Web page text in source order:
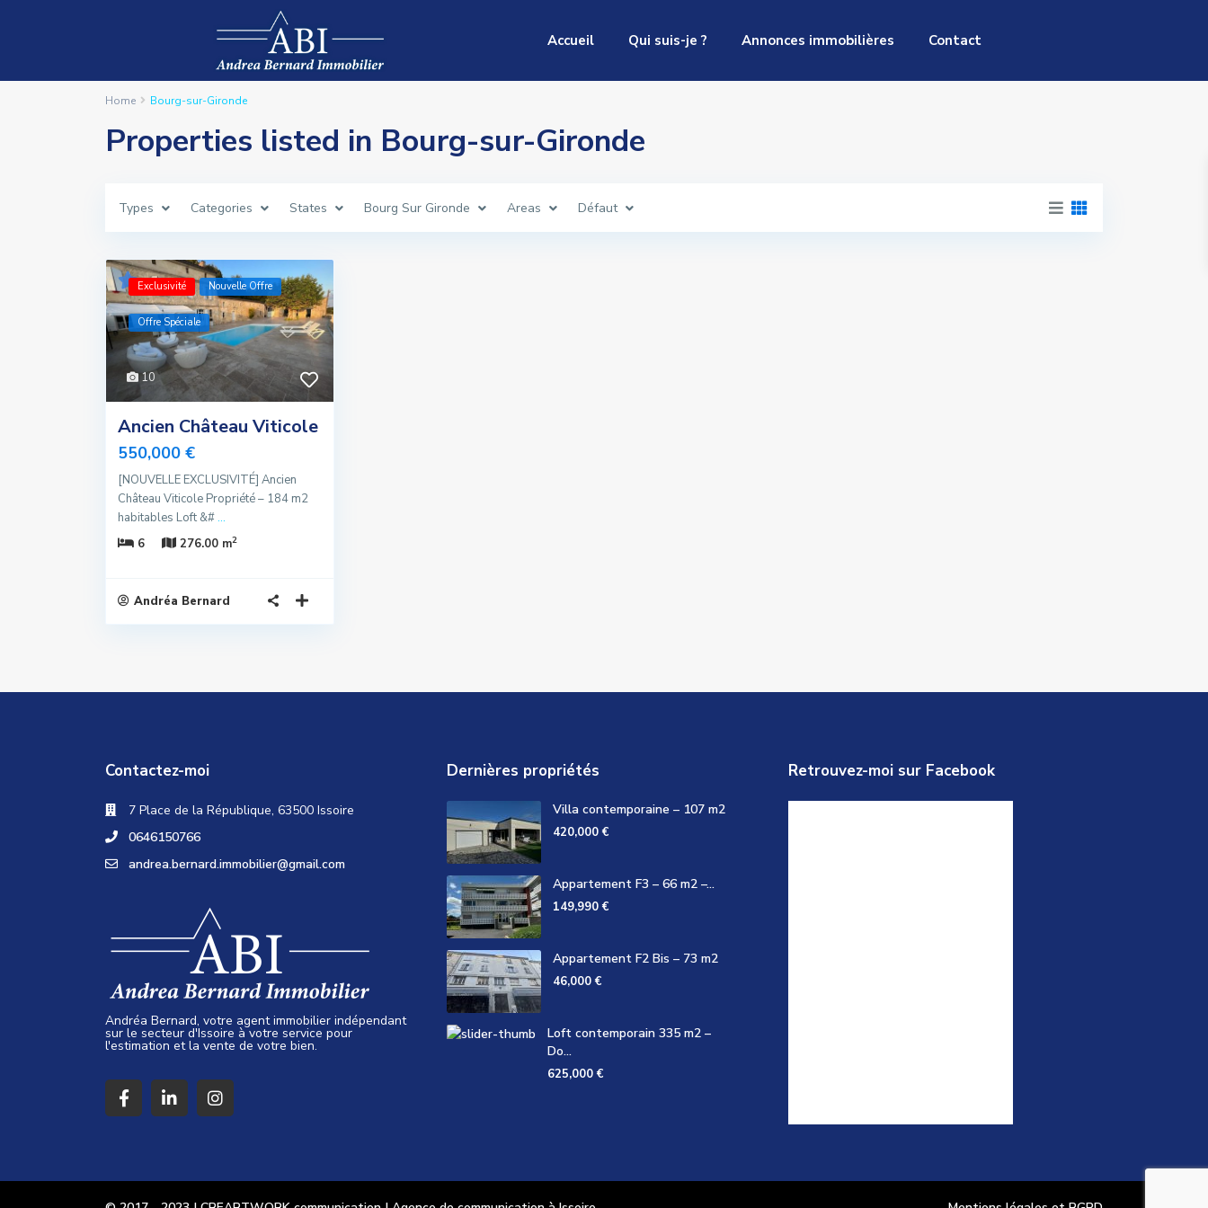
Accueil Qui suis-je ? Annonces immobilières Contact
Home Bourg-sur-Gironde
Properties listed in Bourg-sur-Gironde
Types Categories States Bourg Sur Gironde Areas Défaut
10
Exclusivité Nouvelle Offre
Offre Spéciale
Ancien Château Viticole
550,000 €
[NOUVELLE EXCLUSIVITÉ] Ancien
Château Viticole Propriété – 184 m2
habitables Loft &#...
6
276.00 m2
Andréa Bernard
Contactez-moi
7 Place de la République, 63500 Issoire
0646150766
andrea.bernard.immobilier@gmail.com
Andréa Bernard, votre agent immobilier indépendant
sur le secteur d'Issoire à votre service pour
l'estimation et la vente de votre bien.
Dernières propriétés
Villa contemporaine – 107 m2
420,000 €
Appartement F3 – 66 m2 –...
149,990 €
Appartement F2 Bis – 73 m2
46,000 €
Loft contemporain 335 m2 –
Do...
625,000 €
Retrouvez-moi sur Facebook